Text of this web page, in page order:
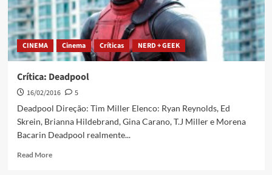
CINEMA Cinema Críticas NERD + GEEK
Crítica: Deadpool
16/02/2016
5
Deadpool Direção: Tim Miller Elenco: Ryan Reynolds, Ed
Skrein, Brianna Hildebrand, Gina Carano, T.J Miller e Morena
Bacarin Deadpool realmente...
Read More